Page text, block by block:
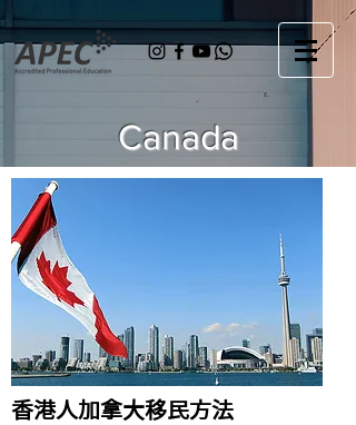
Canada
香港人加拿大移民方法